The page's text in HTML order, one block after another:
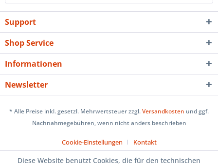
Support
Shop Service
Informationen
Newsletter
* Alle Preise inkl. gesetzl. Mehrwertsteuer zzgl.Versandkosten und ggf.
Nachnahmegebühren, wenn nicht anders beschrieben
Cookie-Einstellungen Kontakt
Diese Website benutzt Cookies, die für den technischen